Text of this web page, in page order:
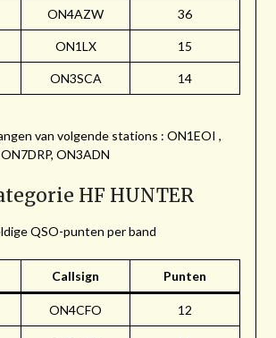
ON4AZW 36
ON1LX 15
ON3SCA 14
van volgende stations : ON1EOI ,
ON3ADN
HF HUNTER
QSO-punten per band
Callsign Punten
ON4CFO 12